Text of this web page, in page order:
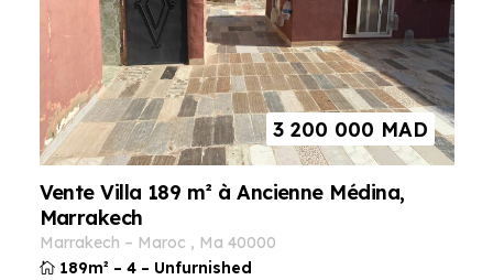
3 200 000 MAD
Vente Villa 189 m² à Ancienne Médina,
Marrakech
marrakech – maroc , ma
40000
189m² – 4 – Unfurnished